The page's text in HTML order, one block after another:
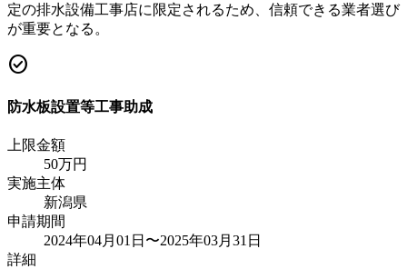
定の排水設備工事店に限定されるため、信頼できる業者選び
が重要となる。
check_circle
防水板設置等工事助成
上限金額
50万円
実施主体
新潟県
申請期間
2024年04月01日〜2025年03月31日
詳細